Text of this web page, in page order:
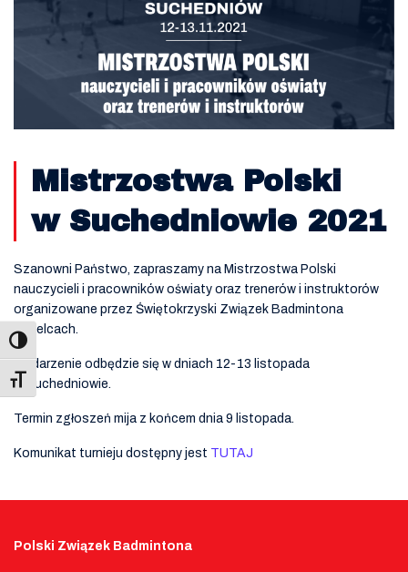
Toggle Font size
Mistrzostwa Polski
w Suchedniowie 2021
Szanowni Państwo, zapraszamy na Mistrzostwa Polski
nauczycieli i pracowników oświaty oraz trenerów i instruktorów
organizowane przez Świętokrzyski Związek Badmintona
w Kielcach.
Wydarzenie odbędzie się w dniach 12-13 listopada
w Suchedniowie.
Termin zgłoszeń mija z końcem dnia 9 listopada.
Komunikat turnieju dostępny jest TUTAJ
Polski Związek Badmintona